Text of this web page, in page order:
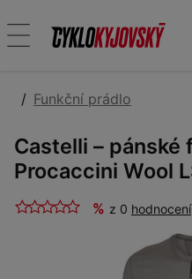
Funkční prádlo
Castelli – pánské
Procaccini Wool
% z 0 hodnocení